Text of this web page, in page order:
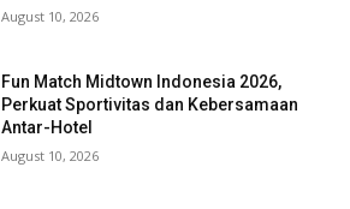
August 10, 2026
Fun Match Midtown Indonesia 2026,
Perkuat Sportivitas dan Kebersamaan
Antar-Hotel
August 10, 2026